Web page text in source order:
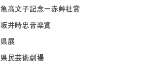
亀高文子記念ー赤艸社賞
坂井時忠音楽賞
県展
県民芸術劇場